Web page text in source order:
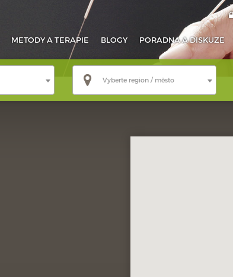
METODYA TERAPIE BLOGY PORADNAA DISKUZE
Vyberte region / město